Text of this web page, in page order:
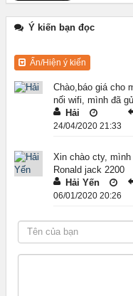
Ý kiến bạn đọc
Ẩn/Hiện ý kiến
Chào,báo giá cho
nối wifi, mình đã
Hải
24/04/2020 21:33
Xin chào cty,
Ronald jack 2200
Hải Yến
06/01/2020 20:26